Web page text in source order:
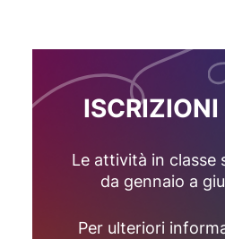
ISCRIZIONI
Le attività in classe
da gennaio a
Per ulteriori